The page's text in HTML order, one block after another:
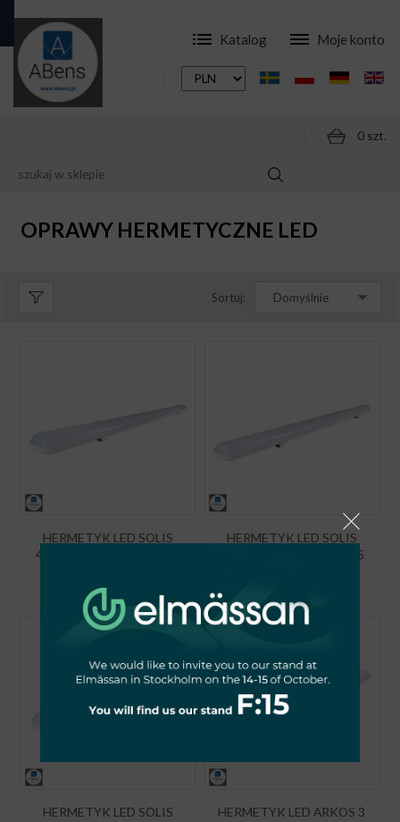
Katalog Moje konto
0 szt.
SKLEP OPRAWY HERMETYCZNE LED
OPRAWY HERMETYCZNE LED
Sortuj: Domyślnie
HERMETYK LED SOLIS
48W 4000K 5500LM IP65
HERMETYK LED SOLIS
36W 4000K 4000LM IP65
HERMETYK LED SOLIS
HERMETYK LED ARKOS 3